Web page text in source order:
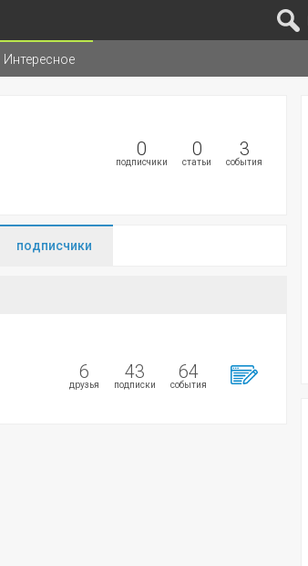
Интересное
0
подписчики
0
статьи
3
события
подписчики
6
друзья
43
подписки
64
события